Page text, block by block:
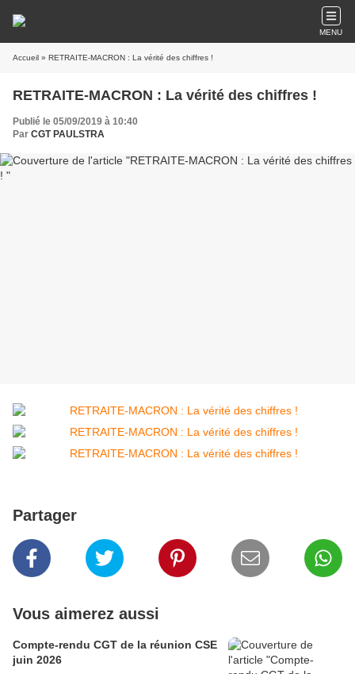
MENU
Accueil » RETRAITE-MACRON : La vérité des chiffres !
RETRAITE-MACRON : La vérité des chiffres !
Publié le 05/09/2019 à 10:40
Par CGT PAULSTRA
Partager
Vous aimerez aussi
Compte-rendu CGT de la réunion CSE
juin 2026